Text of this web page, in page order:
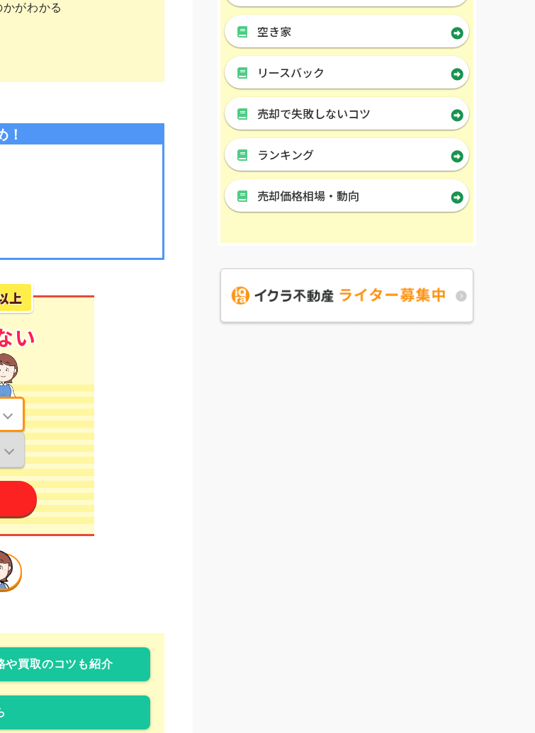
がわかる
！
や買取のコツも紹介
空き家
リースバック
売却で失敗しないコツ
ランキング
売却価格相場・動向